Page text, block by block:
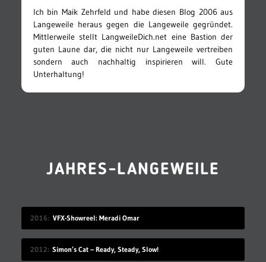
Ich bin Maik Zehrfeld und habe diesen Blog 2006 aus
Langeweile heraus gegen die Langeweile gegründet.
Mittlerweile stellt LangweileDich.net eine Bastion der
guten Laune dar, die nicht nur Langeweile vertreiben
sondern auch nachhaltig inspirieren will. Gute
Unterhaltung!
JAHRES-LANGEWEILE
2016 VFX-Showreel: Meradi Omar
2012 Simon’s Cat – Ready, Steady, Slow!